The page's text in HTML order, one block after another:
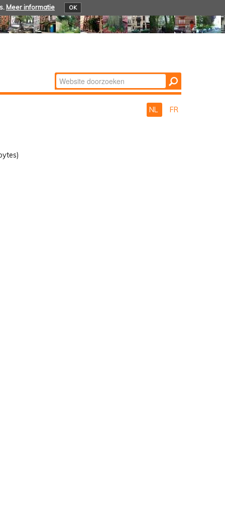
Meer informatie OK
Zoek
Geavanceerd
NL FR